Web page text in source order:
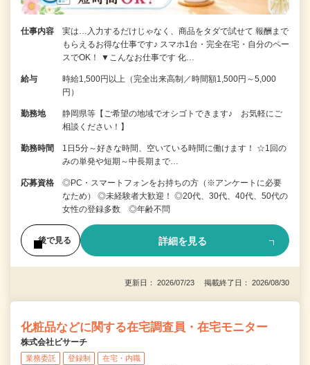
仕事内容
実は…入力するだけじゃなく、商品をタダで試せて 報酬まで
もらえるお得な仕事です♪ スマホ1台・完全在宅・自分のペー
スでOK！ ▼こんなお仕事です 化…
給与
時給1,500円以上（完全出来高制／時間額1,500円～5,000
円）
勤務地
静岡県等【ご希望の地域でオシゴトできます♪ お気軽にご
相談ください！】
勤務時間
1日5分～好きな時間、空いている時間に働けます！ ☆1回の
みの単発や短期～中長期まで…
応募資格
◎PC・スマートフォンをお持ちの方（※アンケートに必要
なため） ◎未経験者大歓迎！ ◎20代、30代、40代、50代の
女性の登録多数 ◎年齢不問
後で見る 詳細を見る
更新日： 2026/07/23 掲載終了日： 2026/08/30
化粧品などに関する在宅調査員・在宅モニター
株式会社ビサーチ
業務委託 登録制 在宅・内職